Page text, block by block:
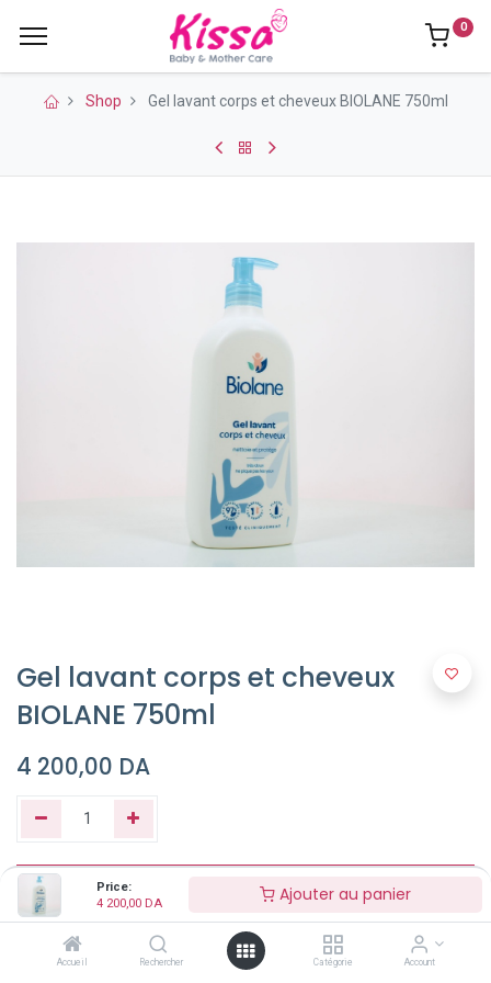
Price:
4 200,00 DA Ajouter au panier
Accueil Rechercher Catégorie Account
0
Shop Gel lavant corps et cheveux BIOLANE 750ml
Gel lavant corps et cheveux
BIOLANE 750ml
4 200,00 DA
Ajouter au panier
Buy Now